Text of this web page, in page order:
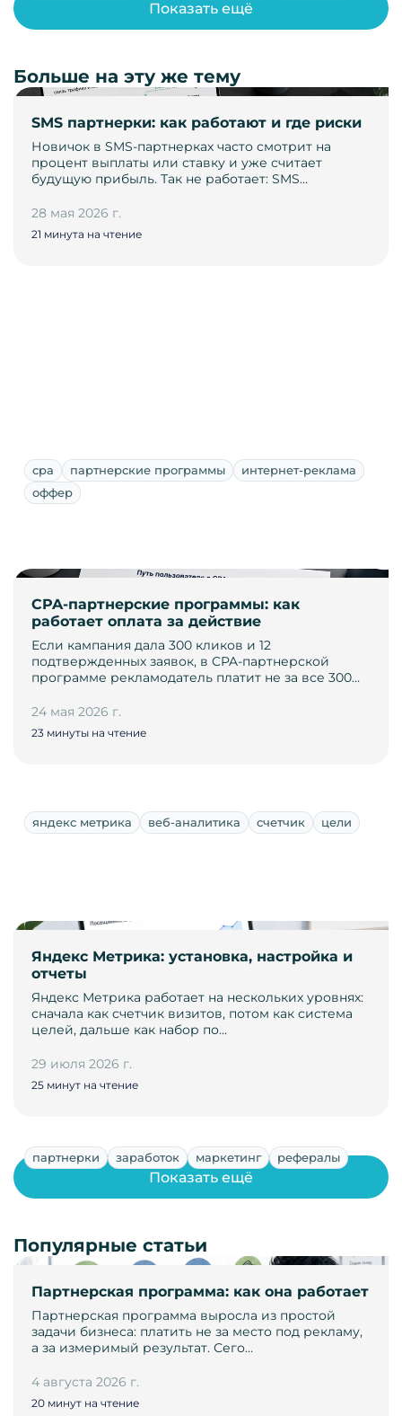
SMS партнерки: как работают и где риски
Новичок в SMS-партнерках часто смотрит на
процент выплаты или ставку и уже считает
будущую прибыль. Так не работает: SMS…
28 мая 2026 г.
21 минута на чтение
Показать ещё
Больше на эту же тему
cpa партнерские программы
интернет-реклама
оффер
CPA-партнерские программы: как
работает оплата за действие
Если кампания дала 300 кликов и 12
подтвержденных заявок, в CPA-партнерской
программе рекламодатель платит не за все 300…
24 мая 2026 г.
23 минуты на чтение
яндекс метрика веб-аналитика счетчик цели
Яндекс Метрика: установка, настройка и
отчеты
Яндекс Метрика работает на нескольких уровнях:
сначала как счетчик визитов, потом как система
целей, дальше как набор по…
29 июля 2026 г.
25 минут на чтение
партнерки заработок маркетинг рефералы
Партнерская программа: как она работает
Партнерская программа выросла из простой
задачи бизнеса: платить не за место под рекламу,
а за измеримый результат. Сего…
4 августа 2026 г.
20 минут на чтение
Показать ещё
Популярные статьи